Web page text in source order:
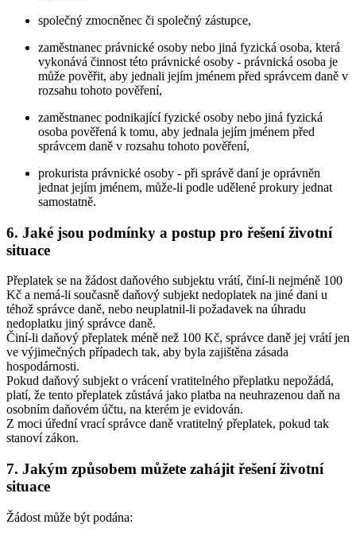
společný zmocněnec či společný zástupce,
zaměstnanec právnické osoby nebo jiná fyzická osoba, která
vykonává činnost této právnické osoby - právnická osoba je
může pověřit, aby jednali jejím jménem před správcem daně v
rozsahu tohoto pověření,
zaměstnanec podnikající fyzické osoby nebo jiná fyzická
osoba pověřená k tomu, aby jednala jejím jménem před
správcem daně v rozsahu tohoto pověření,
prokurista právnické osoby - při správě daní je oprávněn
jednat jejím jménem, může-li podle udělené prokury jednat
samostatně.
6. Jaké jsou podmínky a postup pro řešení životní
situace
Přeplatek se na žádost daňového subjektu vrátí, činí-li nejméně 100
Kč a nemá-li současně daňový subjekt nedoplatek na jiné dani u
téhož správce daně, nebo neuplatnil-li požadavek na úhradu
nedoplatku jiný správce daně.
Činí-li daňový přeplatek méně než 100 Kč, správce daně jej vrátí jen
ve výjimečných případech tak, aby byla zajištěna zásada
hospodárnosti.
Pokud daňový subjekt o vrácení vratitelného přeplatku nepožádá,
platí, že tento přeplatek zůstává jako platba na neuhrazenou daň na
osobním daňovém účtu, na kterém je evidován.
Z moci úřední vrací správce daně vratitelný přeplatek, pokud tak
stanoví zákon.
7. Jakým způsobem můžete zahájit řešení životní
situace
Žádost může být podána: